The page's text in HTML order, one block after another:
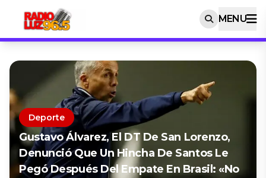
MENU
Deporte
Gustavo Álvarez, El DT De San Lorenzo,
Denunció Que Un Hincha De Santos Le
Pegó Después Del Empate En Brasil: «No